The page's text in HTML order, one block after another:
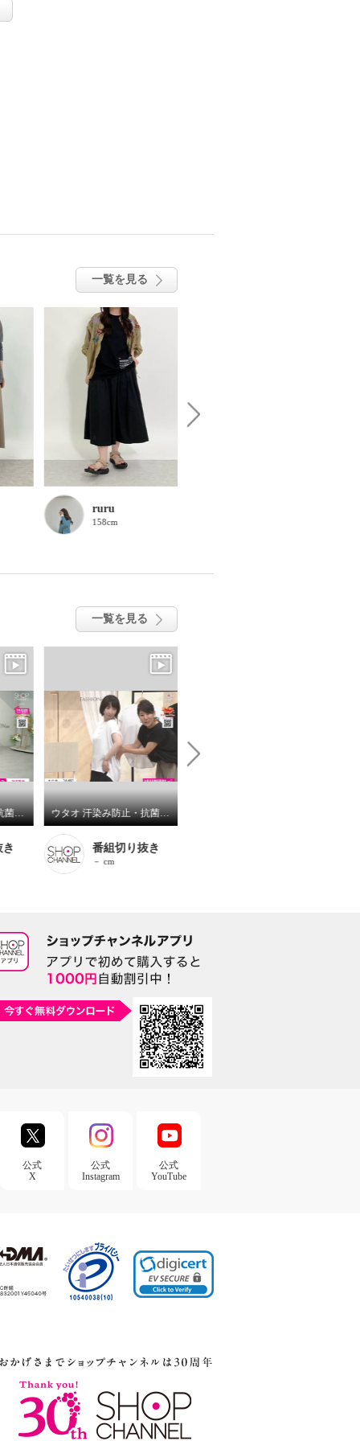
一覧を見る
ruru
158cm
一覧を見る
ウタオ 汗染み防止・抗菌防臭 接触冷感・シルケット加工 布帛コンビプルオーバー ウタオ 汗染み防止・抗菌防臭 接触冷感・シルケット加工 コクーンプルオーバー
番組切り抜き
－ cm
公式
X
公式
Instagram
公式
YouTube